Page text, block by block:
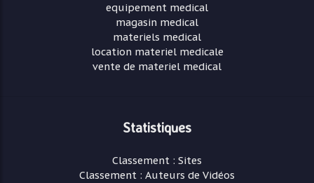
equipement medical
magasin medical
materiels medical
location materiel medicale
vente de materiel medical
Statistiques
Classement : Sites
Classement : Auteurs de Vidéos